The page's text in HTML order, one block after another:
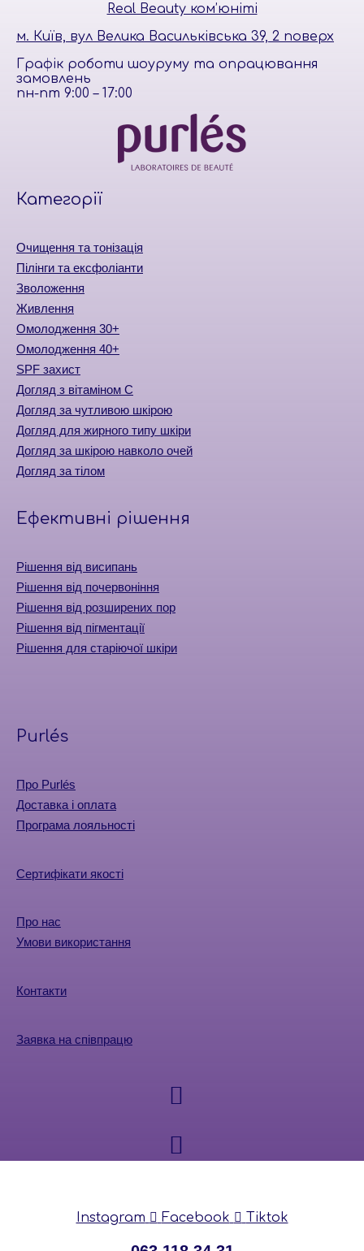
Real Beauty ком’юніті
м. Київ, вул Велика Васильківська 39, 2 поверх
Графік роботи шоуруму та опрацювання
замовлень
пн-пт 9:00 – 17:00
Категорiї
Очищення та тонізація
Пілінги та ексфоліанти
Зволоження
Живлення
Омолодження 30+
Омолодження 40+
SPF захист
Догляд з вітаміном С
Догляд за чутливою шкірою
Догляд для жирного типу шкіри
Догляд за шкірою навколо очей
Догляд за тілом
Ефективні рішення
Рішення від висипань
Рішення від почервоніння
Рішення від розширених пор
Рішення від пігментації
Рішення для старіючої шкіри
Purlés
Про Purlés
Доставка і оплата
Програма лояльності
Сертифікати якості
Про нас
Умови використання
Контакти
Заявка на співпрацю
Instagram Facebook Tiktok